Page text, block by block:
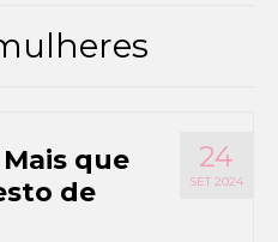
24
SET 2024
que
de